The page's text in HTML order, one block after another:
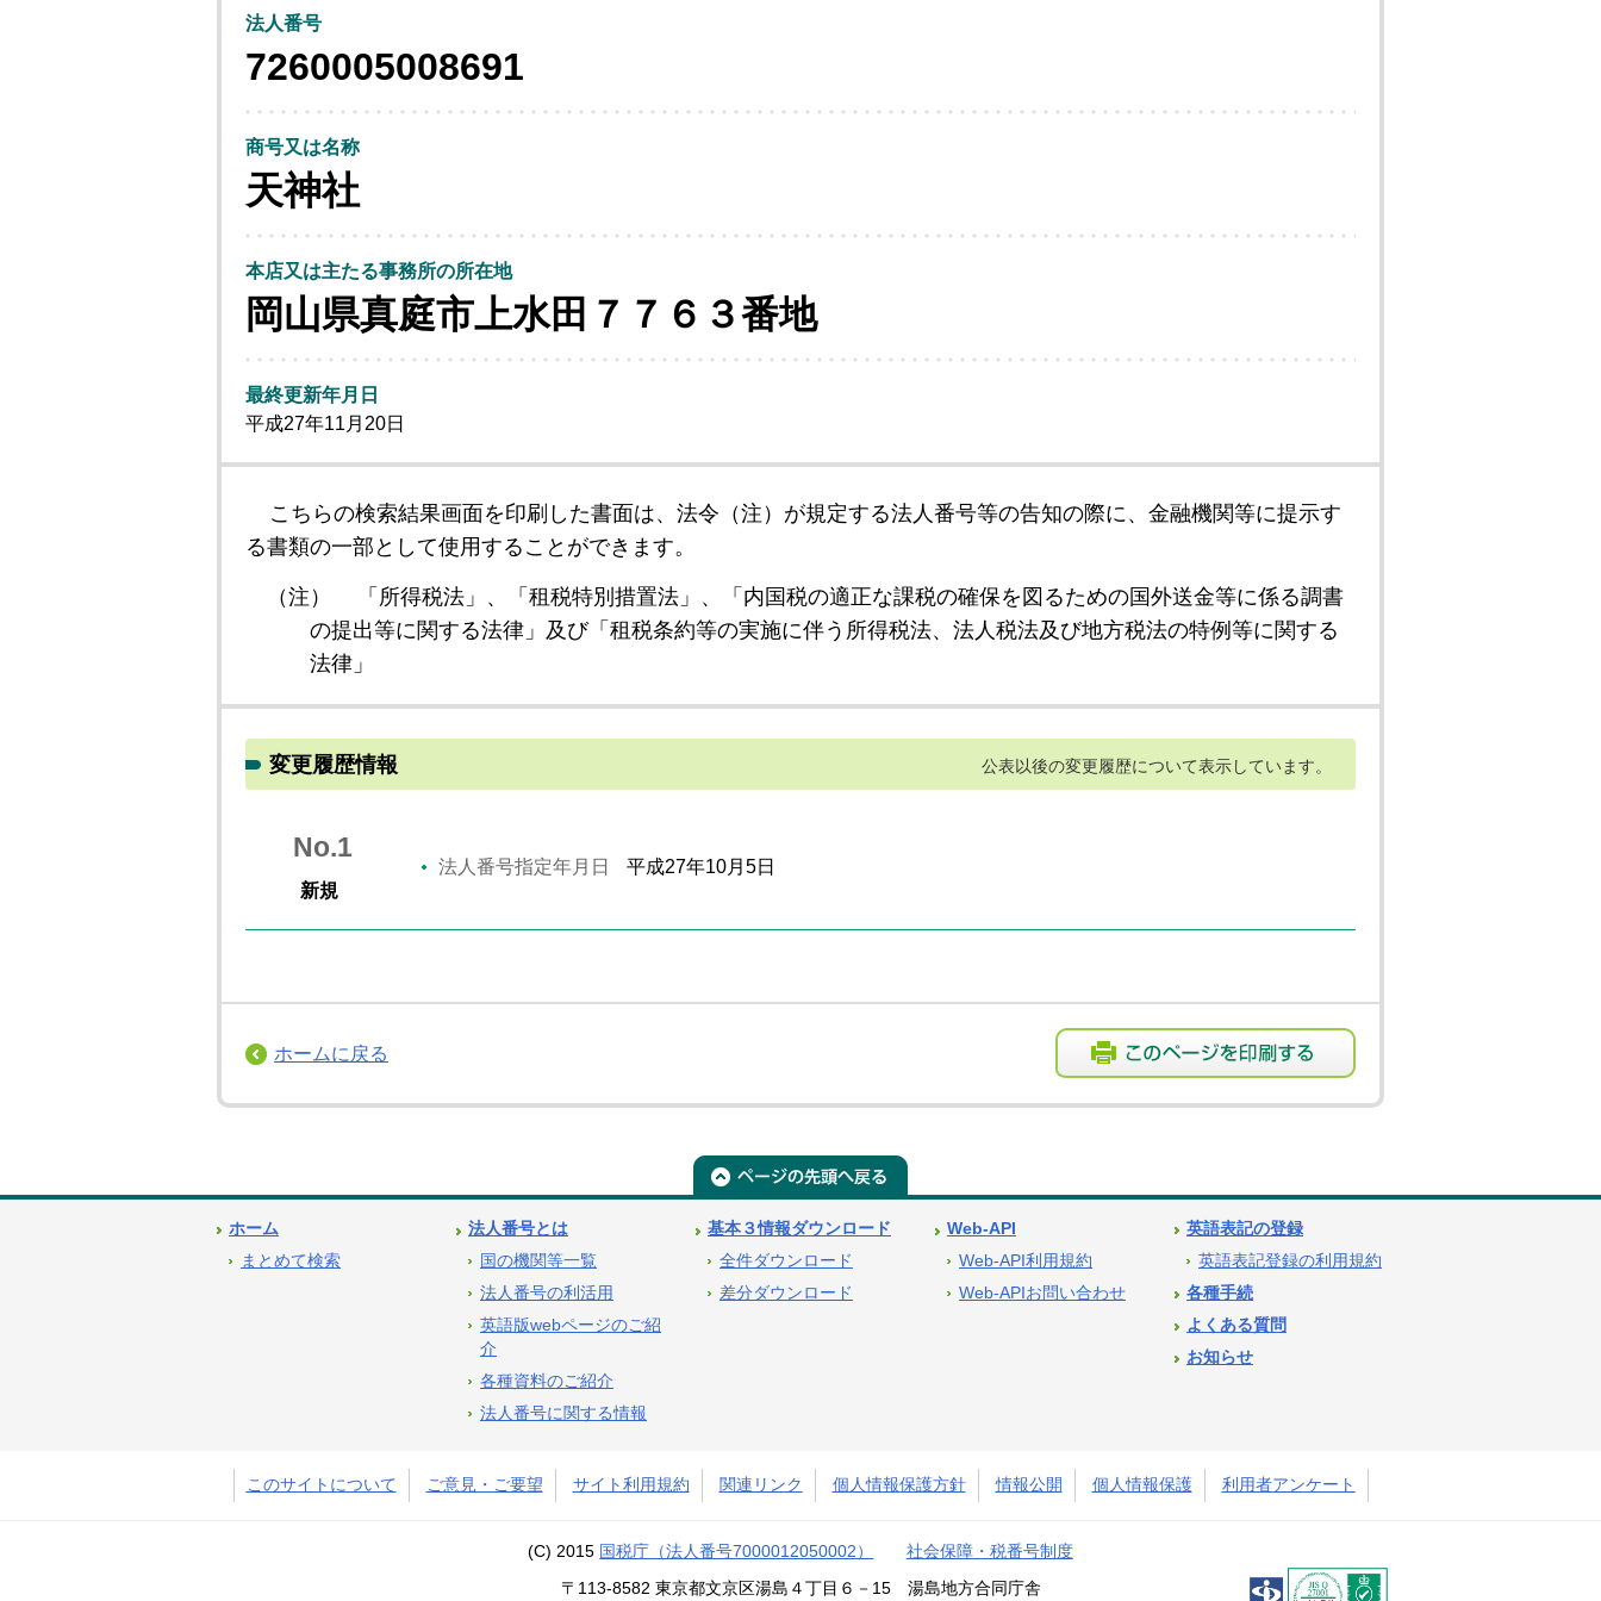
法人番号
7260005008691
商号又は名称
天神社
本店又は主たる事務所の所在地
岡山県真庭市上水田７７６３番地
最終更新年月日
平成27年11月20日
こちらの検索結果画面を印刷した書面は、法令（注）が規定する法人番号等の告知の際に、金融機関等に提示す
る書類の一部として使用することができます。
（注）
「所得税法」、「租税特別措置法」、「内国税の適正な課税の確保を図るための国外送金等に係る調書
の提出等に関する法律」及び「租税条約等の実施に伴う所得税法、法人税法及び地方税法の特例等に関する
法律」
変更履歴情報 公表以後の変更履歴について表示しています。
No.1
新規
法人番号指定年月日 平成27年10月5日
ホームに戻る
ホーム
まとめて検索
法人番号とは
国の機関等一覧
法人番号の利活用
英語版webページのご紹
介
各種資料のご紹介
法人番号に関する情報
基本３情報ダウンロード
全件ダウンロード
差分ダウンロード
Web-API
Web-API利用規約
Web-APIお問い合わせ
英語表記の登録
英語表記登録の利用規約
各種手続
よくある質問
お知らせ
このサイトについて ご意見・ご要望 サイト利用規約 関連リンク 個人情報保護方針 情報公開 個人情報保護 利用者アンケート
(C) 2015 国税庁（法人番号7000012050002） 社会保障・税番号制度
〒113-8582 東京都文京区湯島４丁目６－15 湯島地方合同庁舎